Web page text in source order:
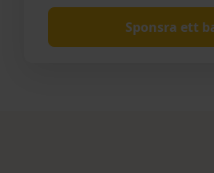
Sponsra ett